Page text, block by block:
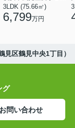
3LDK (75.66㎡)
6,799万円
見区鶴見中央1丁目）
グ
問い合わせ